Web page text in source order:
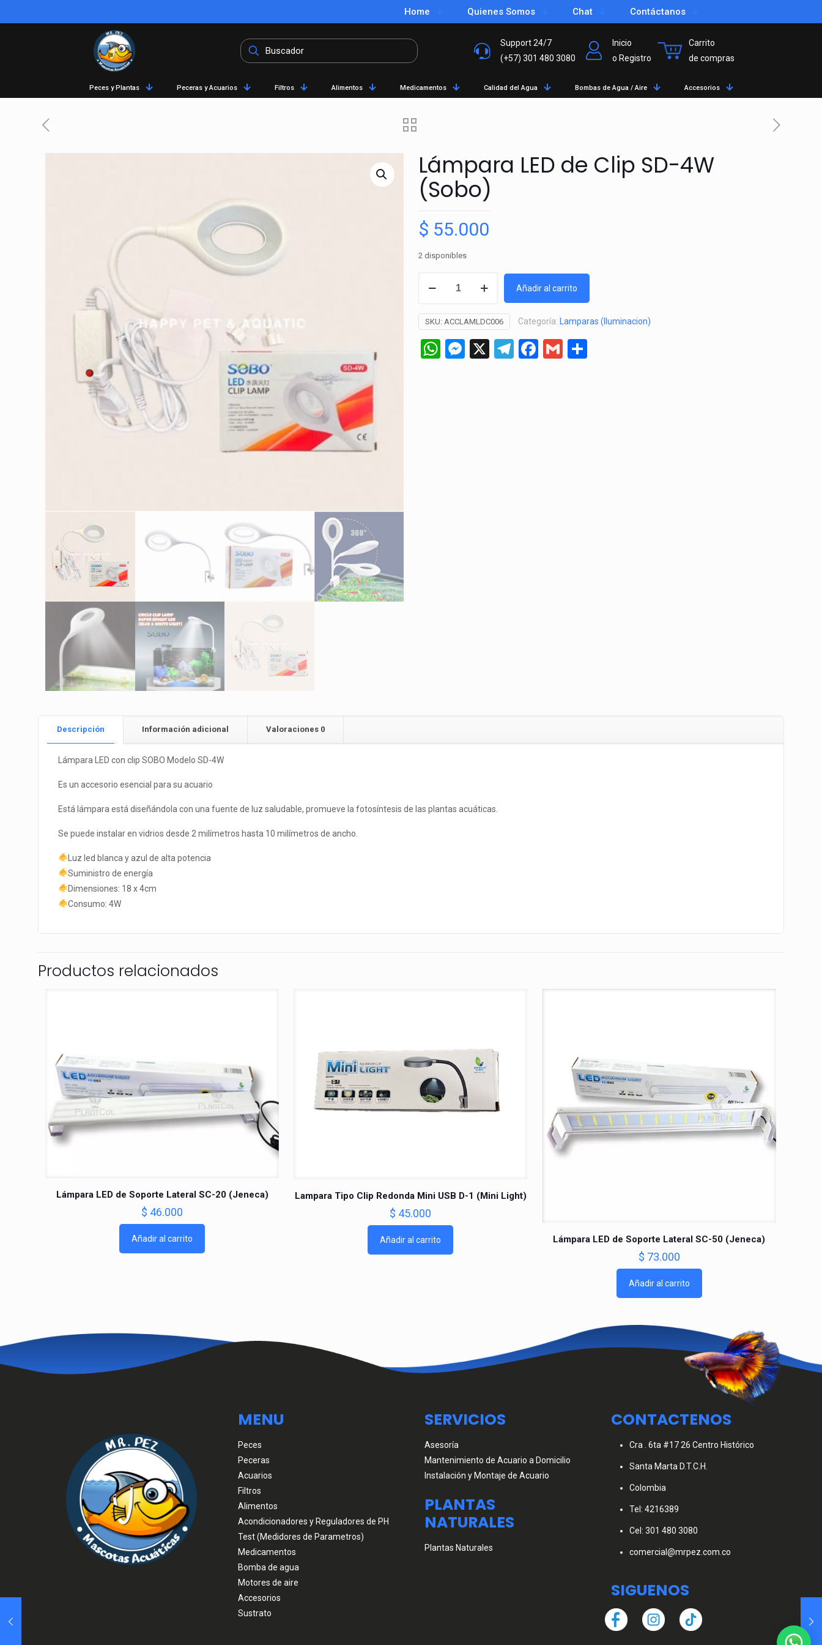
Home Quienes Somos Chat Contáctanos
Support 24/7
(+57) 301 480 3080
Inicio
o Registro
Carrito
de compras
Peces y Plantas Peceras y Acuarios Filtros Alimentos Medicamentos Calidad del Agua Bombas de Agua / Aire Accesorios
Lámpara LED de Clip SD-4W
(Sobo)
$ 55.000
2 disponibles
Clip
SD-
4W
Añadir al carrito
SKU: ACCLAMLDC006 Categoría: Lamparas (Iluminacion)
WhatsApp
Messenger
X Telegram
Facebook
Gmail
Descripción Información adicional Valoraciones 0
Lámpara LED con clip SOBO Modelo SD-4W
Es un accesorio esencial para su acuario
Está lámpara está diseñándola con una fuente de luz saludable, promueve la fotosíntesis de las plantas acuáticas.
Se puede instalar en vidrios desde 2 milímetros hasta 10 milímetros de ancho.
Luz led blanca y azul de alta potencia
Suministro de energía
Dimensiones: 18 x 4cm
Consumo: 4W
Productos relacionados
Lámpara LED de Soporte Lateral SC-20 (Jeneca)
$ 46.000
Añadir al carrito
Lampara Tipo Clip Redonda Mini USB D-1 (Mini Light)
$ 45.000
Añadir al carrito Lámpara LED de Soporte Lateral SC-50 (Jeneca)
$ 73.000
Añadir al carrito
MENU
Peces
Peceras
Acuarios
Filtros
Alimentos
Acondicionadores y Reguladores de PH
Test (Medidores de Parametros)
Medicamentos
Bomba de agua
Motores de aire
Accesorios
Sustrato
SERVICIOS
Asesoría
Mantenimiento de Acuario a Domicilio
Instalación y Montaje de Acuario
PLANTAS
NATURALES
Plantas Naturales
CONTACTENOS
Cra . 6ta #17 26 Centro Histórico
Santa Marta D.T.C.H.
Colombia
Tel: 4216389
Cel: 301 480 3080
comercial@mrpez.com.co
SIGUENOS